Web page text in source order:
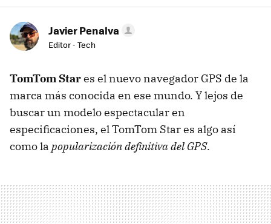
Javier Penalva
Editor - Tech
TomTom Stares el nuevo navegador GPS de la
marca más conocida en ese mundo. Y lejos de
buscar un modelo espectacular en
especificaciones, el TomTom Star es algo así
como la popularización definitiva del GPS.